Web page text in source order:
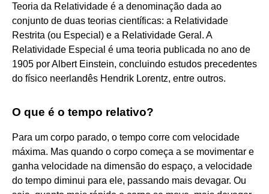
Teoria da Relatividade é a denominação dada ao
conjunto de duas teorias científicas: a Relatividade
Restrita (ou Especial) e a Relatividade Geral. A
Relatividade Especial é uma teoria publicada no ano de
1905 por Albert Einstein, concluindo estudos precedentes
do físico neerlandês Hendrik Lorentz, entre outros.
O que é o tempo relativo?
Para um corpo parado, o tempo corre com velocidade
máxima. Mas quando o corpo começa a se movimentar e
ganha velocidade na dimensão do espaço, a velocidade
do tempo diminui para ele, passando mais devagar. Ou